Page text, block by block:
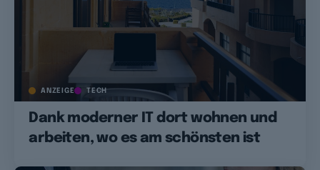
ANZEIGE TECH
Dank moderner IT dort wohnen und
arbeiten, wo es am schönsten ist